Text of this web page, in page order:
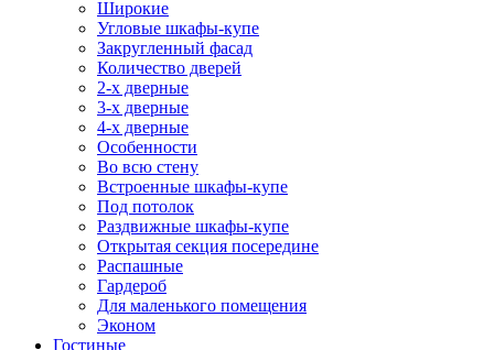
Широкие
Угловые шкафы-купе
Закругленный фасад
Количество дверей
2-х дверные
3-х дверные
4-х дверные
Особенности
Во всю стену
Встроенные шкафы-купе
Под потолок
Раздвижные шкафы-купе
Открытая секция посередине
Распашные
Гардероб
Для маленького помещения
Эконом
Гостиные